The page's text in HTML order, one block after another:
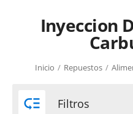
Inyeccion
Inicio / Repuestos /
 Filtros